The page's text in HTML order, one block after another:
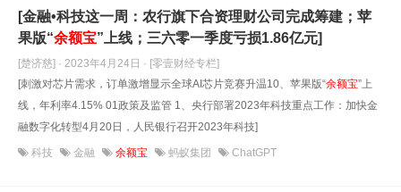
[金融•科技这一周：农行旗下合资理财公司完成筹建；苹
果版“余额宝”上线；三六零一季度亏损1.86亿元]
[楚济慈] · 2023年4月24日 · [零壹财经专栏]
[刺激对芯片需求，订单激增显示全球AI芯片竞赛升温10、苹果版“余额宝”上
线，年利率4.15% 01政策及监管 1、央行部署2023年科技重点工作：加快金
融数字化转型4月20日，人民银行召开2023年科技]
科技 金融 余额宝 蚂蚁集团 ChatGPT